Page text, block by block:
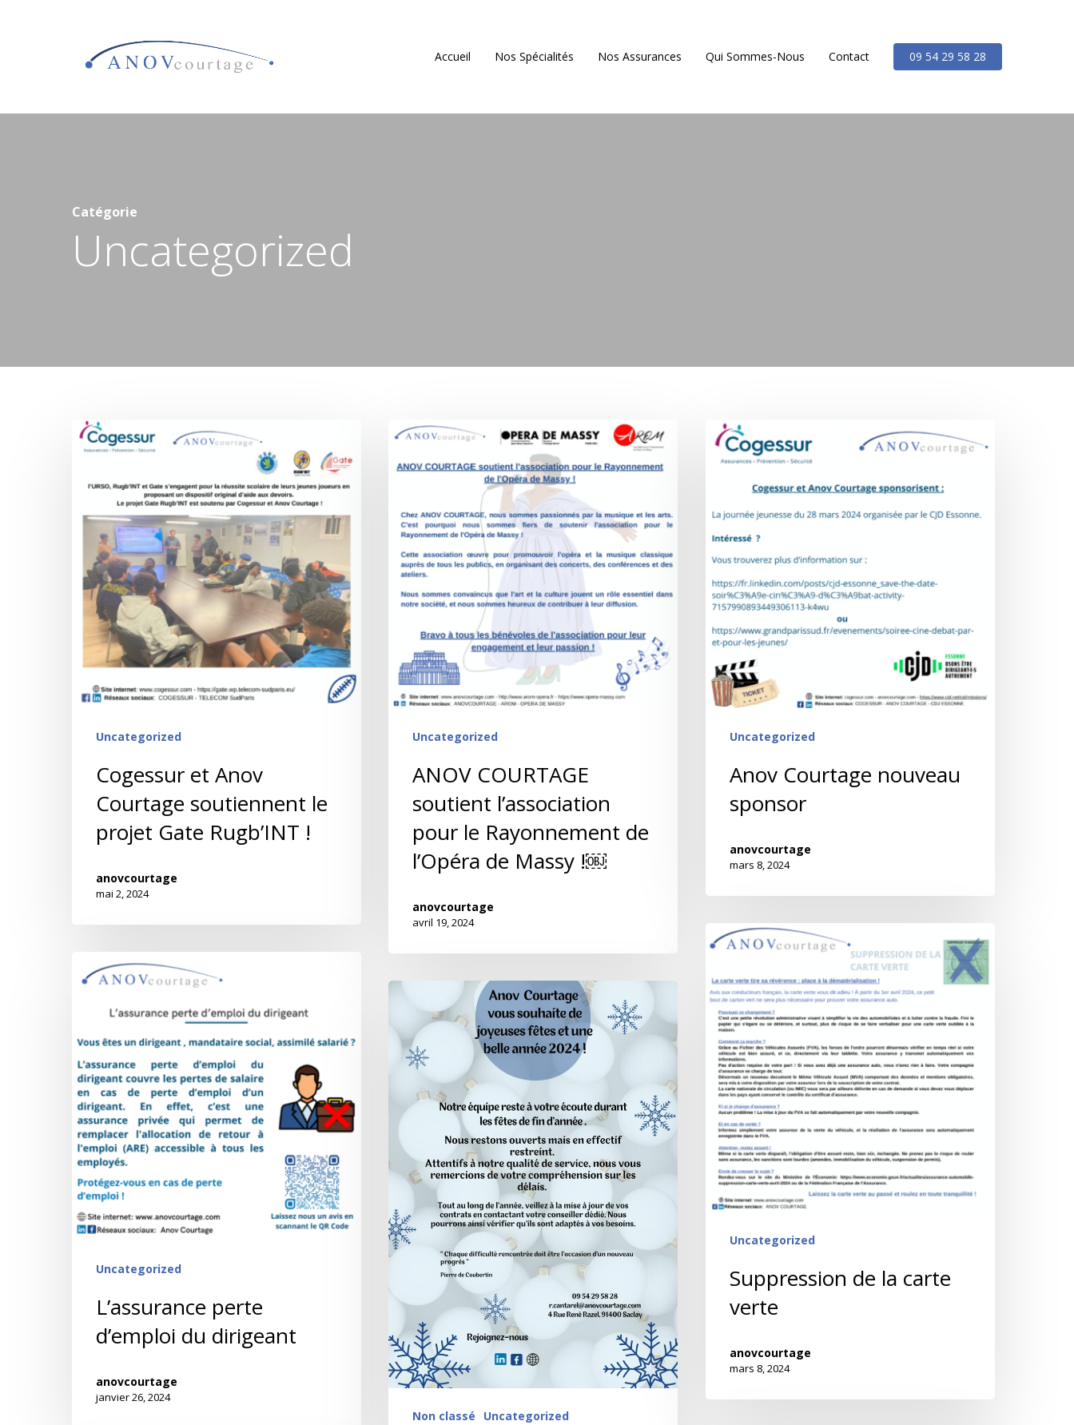
Accueil Nos Spécialités Nos Assurances Qui Sommes-Nous Contact 09 54 29 58 28
Catégorie
Uncategorized
Uncategorized
Cogessur et Anov
Courtage soutiennent le
projet Gate Rugb’INT !
anovcourtage
mai 2, 2024
Uncategorized
ANOV COURTAGE
soutient l’association
pour le Rayonnement de
l’Opéra de Massy !￼
anovcourtage
avril 19, 2024
Uncategorized
Anov Courtage nouveau
sponsor
anovcourtage
mars 8, 2024
Uncategorized
Suppression de la carte
verte
anovcourtage
mars 8, 2024
Uncategorized
L’assurance perte
d’emploi du dirigeant
anovcourtage
janvier 26, 2024
Non classé Uncategorized